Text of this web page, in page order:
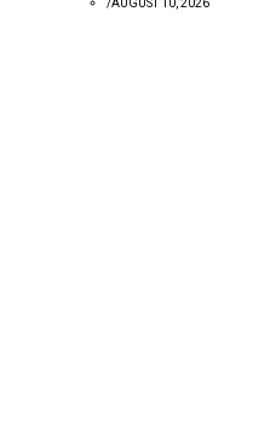
/AUGUST 10, 2026